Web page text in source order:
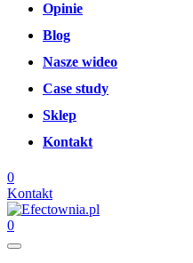
Opinie
Blog
Nasze wideo
Case study
Sklep
Kontakt
0
Kontakt
0